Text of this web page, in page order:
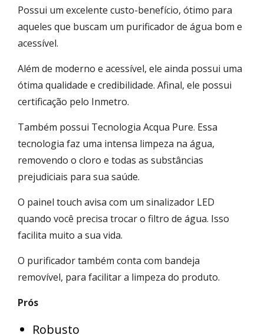
Possui um excelente custo-benefício, ótimo para
aqueles que buscam um purificador de água bom e
acessível.
Além de moderno e acessível, ele ainda possui uma
ótima qualidade e credibilidade. Afinal, ele possui
certificação pelo Inmetro.
Também possui Tecnologia Acqua Pure. Essa
tecnologia faz uma intensa limpeza na água,
removendo o cloro e todas as substâncias
prejudiciais para sua saúde.
O painel touch avisa com um sinalizador LED
quando você precisa trocar o filtro de água. Isso
facilita muito a sua vida.
O purificador também conta com bandeja
removível, para facilitar a limpeza do produto.
Prós
Robusto